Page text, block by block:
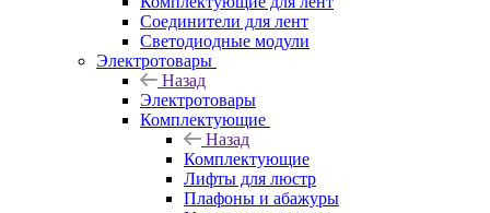
Соединители для лент
Светодиодные модули
Электротовары
Назад
Электротовары
Комплектующие
Назад
Комплектующие
Лифты для люстр
Плафоны и абажуры